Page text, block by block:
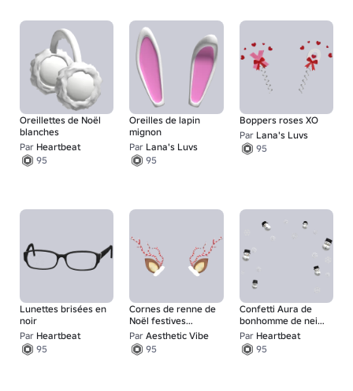
Oreillettes de Noël
blanches
Par Heartbeat
95
Oreilles de lapin
mignon
Par Lana's Luvs
95
Boppers roses XO
Par Lana's Luvs
95
Lunettes brisées en
noir
Par Heartbeat
95
Cornes de renne de
Noël festives
mignonnes
Par Aesthetic Vibe
95
Confetti Aura de
bonhomme de neige
de Noël
Par Heartbeat
95